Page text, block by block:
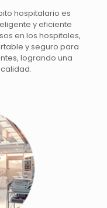
hospitalario es
y eficiente
en los hospitales,
y seguro para
logrando una